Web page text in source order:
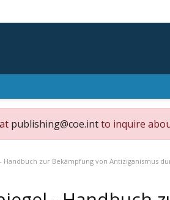
publishing@coe.intto inquire
- Handbuch zur Bekämpfung von Antiziganismus